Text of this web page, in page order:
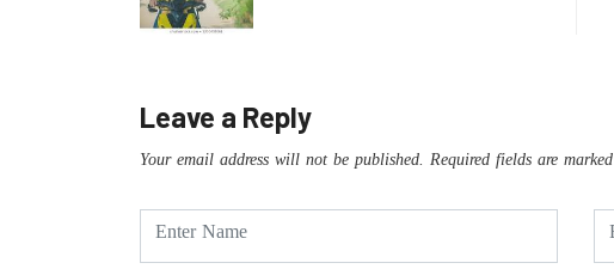
Leave a Reply
Your email address will not be published. Required fields are marked